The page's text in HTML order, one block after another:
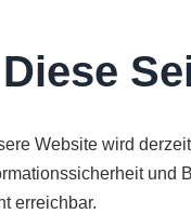
Diese
Website wird
und
erreichbar.